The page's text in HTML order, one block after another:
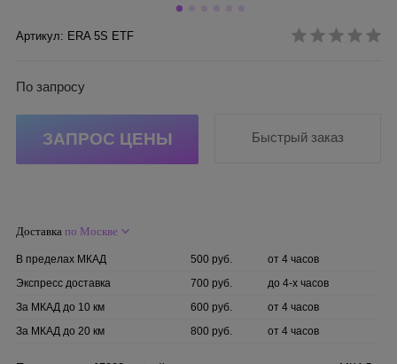
Артикул: ERA 5S ETF
По запросу
ЗАПРОС ЦЕНЫ Быстрый заказ
Доставка по Москве
В пределах МКАД 500 руб.
от 4 часов
Экспресс доставка
700 руб.
до 4-х часов
За МКАД до 10 км
600 руб.
от 4 часов
За МКАД до 20 км
800 руб. от 4 часов